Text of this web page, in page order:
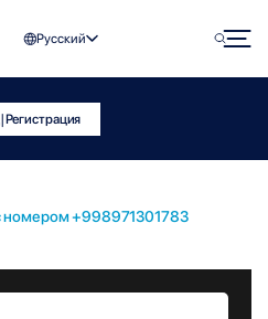
Русский
|Регистрация
номером +998971301783